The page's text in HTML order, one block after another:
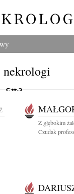
nekrologi
Z głębokim
Czudak